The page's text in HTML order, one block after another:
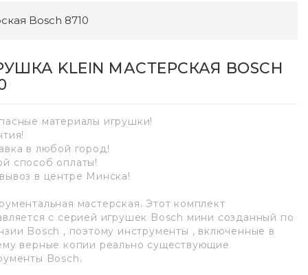
Bosch 8710
KLEIN МАСТЕРСКАЯ BOSCH
материалы игрушки!
в любой город!
способ оплаты!
в центре Минска!
мастерская. Этот комплект
с серией игрушек Bosch мини созданный по
Bosch , поэтому инструменты , включенные в
верные копии реально существующие
Bosch.